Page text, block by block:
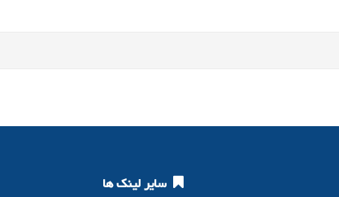
سایر لینک ها